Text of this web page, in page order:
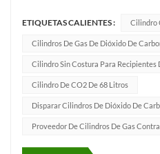
356 mm y 406 mm. El volumen
hasta 30 litros, mientras que el
hasta 220 l...
ETIQUETAS CALIENTES : Cilindro
Cilindros De Gas De Dióxido De
Cilindro Sin Costura Para Recipientes
Cilindro De CO2 De 68 Litros
Disparar Cilindros De Dióxido De
Proveedor De Cilindros De Gas Contra